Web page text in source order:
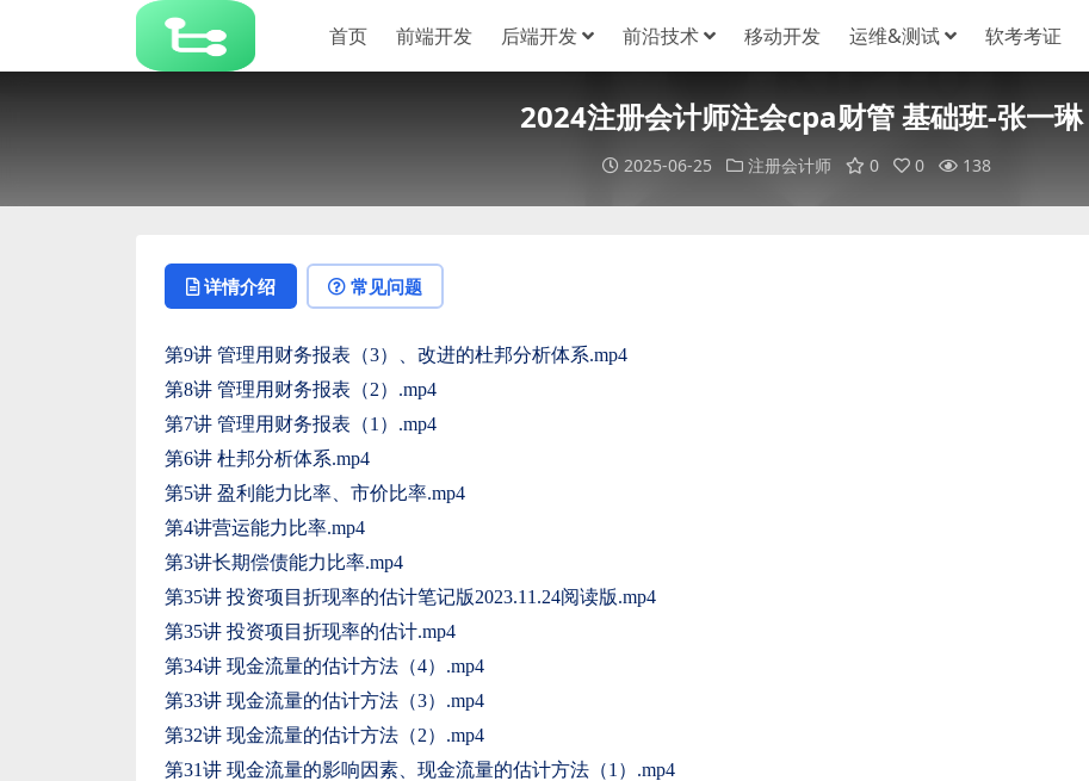
首页 前端开发 后端开发 前沿技术 移动开发 运维&测试 软考考证
2024注册会计师注会cpa财管 基础班-张一琳
2025-06-25 注册会计师 0 0 138
详情介绍 常见问题
第9讲 管理用财务报表（3）、改进的杜邦分析体系.mp4
第8讲 管理用财务报表（2）.mp4
第7讲 管理用财务报表（1）.mp4
第6讲 杜邦分析体系.mp4
第5讲 盈利能力比率、市价比率.mp4
第4讲营运能力比率.mp4
第3讲长期偿债能力比率.mp4
第35讲 投资项目折现率的估计笔记版2023.11.24阅读版.mp4
第35讲 投资项目折现率的估计.mp4
第34讲 现金流量的估计方法（4）.mp4
第33讲 现金流量的估计方法（3）.mp4
第32讲 现金流量的估计方法（2）.mp4
第31讲 现金流量的影响因素、现金流量的估计方法（1）.mp4